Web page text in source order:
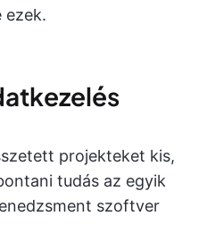
ezek.
projekteket kis,
tudás az egyik
szoftver